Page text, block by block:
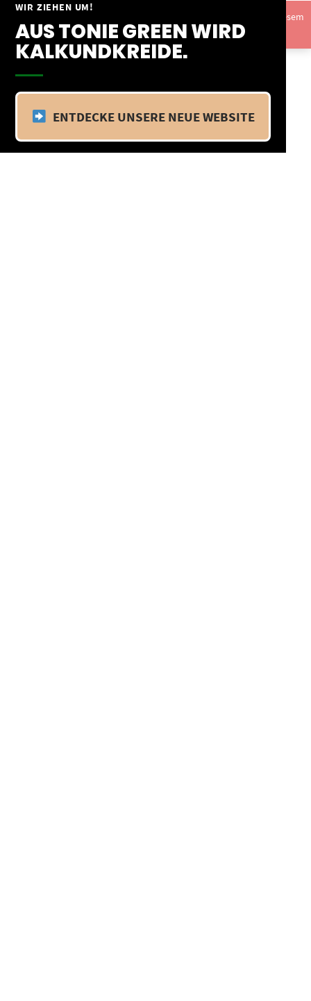
WIR ZIEHEN UM!
AUS TONIE GREEN WIRD
KALKUNDKREIDE.
ENTDECKE UNSERE NEUE WEBSITE
Springe
Inhalt
Vom 09.04.25 - 20.04.25 befinden wir uns im Betriebsurlaub. In diesem
Zeitraum findet kein Versand statt.Ausblenden